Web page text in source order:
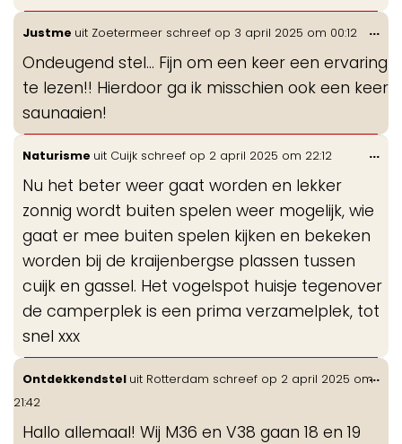
Justme uit Zoetermeer schreef op 3 april 2025 om 00:12
Ondeugend stel... Fijn om een keer een ervaring
te lezen!! Hierdoor ga ik misschien ook een keer
saunaaien!
...
Naturisme uit Cuijk schreef op 2 april 2025 om 22:12
Nu het beter weer gaat worden en lekker
zonnig wordt buiten spelen weer mogelijk, wie
gaat er mee buiten spelen kijken en bekeken
worden bij de kraijenbergse plassen tussen
cuijk en gassel. Het vogelspot huisje tegenover
de camperplek is een prima verzamelplek, tot
snel xxx
...
Ontdekkendstel uit Rotterdam schreef op 2 april 2025 om
21:42
Hallo allemaal! Wij M36 en V38 gaan 18 en 19
...